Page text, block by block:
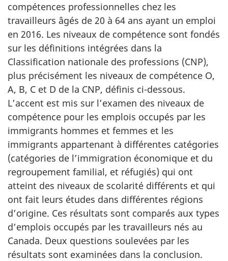
compétences professionnelles chez les
travailleurs âgés de 20 à 64 ans ayant un emploi
en 2016. Les niveaux de compétence sont fondés
sur les définitions intégrées dans la
Classification nationale des professions (CNP),
plus précisément les niveaux de compétence O,
A, B, C et D de la CNP, définis ci-dessous.
L’accent est mis sur l’examen des niveaux de
compétence pour les emplois occupés par les
immigrants hommes et femmes et les
immigrants appartenant à différentes catégories
(catégories de l’immigration économique et du
regroupement familial, et réfugiés) qui ont
atteint des niveaux de scolarité différents et qui
ont fait leurs études dans différentes régions
d’origine. Ces résultats sont comparés aux types
d’emplois occupés par les travailleurs nés au
Canada. Deux questions soulevées par les
résultats sont examinées dans la conclusion.